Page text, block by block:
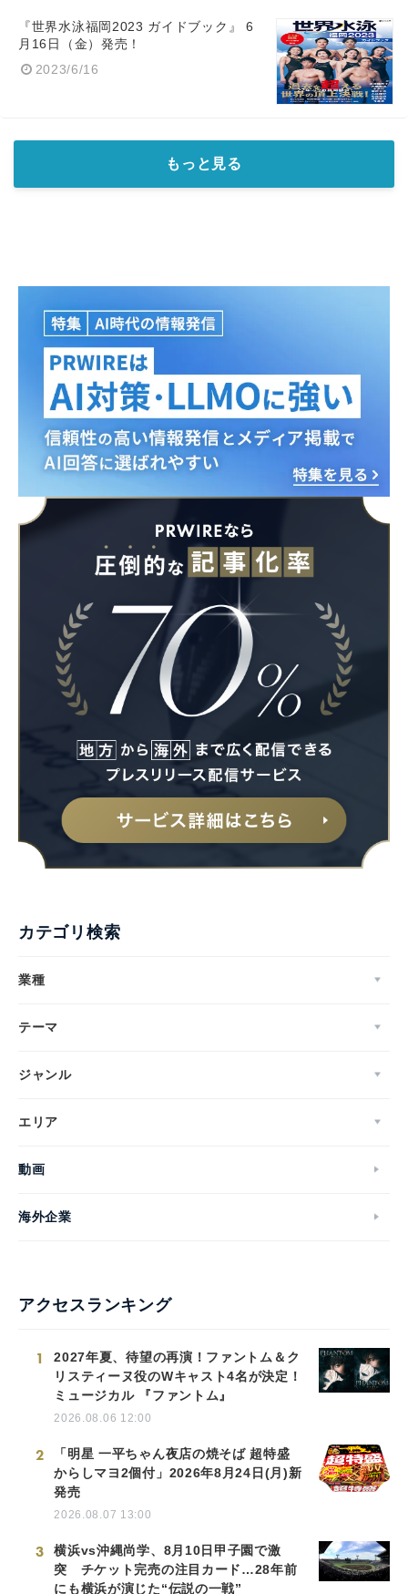
『世界水泳福岡2023 ガイドブック』 6
⽉16⽇（金）発売！
2023/6/16
もっと見る
カテゴリ検索
業種
テーマ
ジャンル
エリア
動画
海外企業
アクセスランキング
1
2027年夏、待望の再演！ファントム＆ク
リスティーヌ役のWキャスト4名が決定！
ミュージカル 『ファントム』
2026.08.06 12:00
2
「明星 一平ちゃん夜店の焼そば 超特盛
からしマヨ2個付」2026年8月24日(月)新
発売
2026.08.07 13:00
3
横浜vs沖縄尚学、8月10日甲子園で激
突 チケット完売の注目カード…28年前
にも横浜が演じた“伝説の一戦”